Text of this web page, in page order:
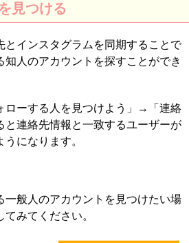
見つける
とインスタグラムを同期することで
知人のアカウントを探すことができ
ローする人を見つけよう」→「連絡
と連絡先情報と一致するユーザーが
になります。
一般人のアカウントを見つけたい場
みてください。